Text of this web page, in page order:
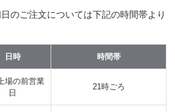
のご注文については下記の時間帯より
日時 時間帯
場の前営業
日
21時ごろ